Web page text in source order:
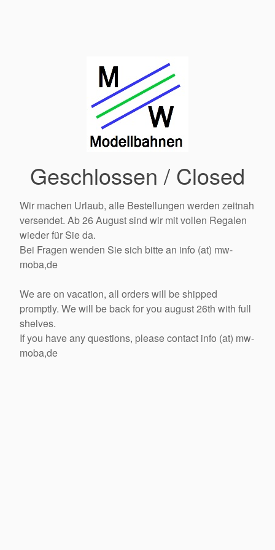
Geschlossen / Closed
Wir machen Urlaub, alle Bestellungen werden zeitnah
versendet. Ab 26 August sind wir mit vollen Regalen
wieder für Sie da.
Bei Fragen wenden Sie sich bitte an info (at) mw-
moba,de
We are on vacation, all orders will be shipped
promptly. We will be back for you august 26th with full
shelves.
If you have any questions, please contact info (at) mw-
moba,de